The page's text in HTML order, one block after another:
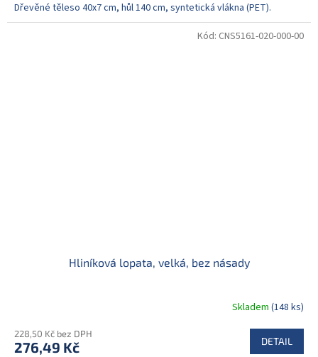
Dřevěné těleso 40x7 cm, hůl 140 cm, syntetická vlákna (PET).
Hliníková lopata, velká, bez násady
Skladem (148 ks)
228,50 Kč bez DPH
276,49 Kč DETAIL
Kód: CNS5161-020-000-00